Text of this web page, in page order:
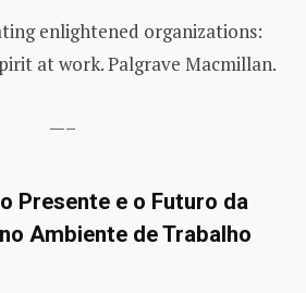
enlightened organizations:
at work. Palgrave Macmillan.
—–
Presente e o Futuro da
Ambiente de Trabalho